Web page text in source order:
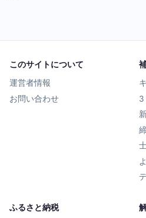
このサイトについて
運営者情報
お問い合わせ
3
ふるさと納税